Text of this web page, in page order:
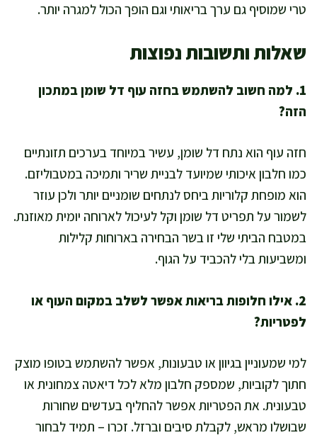
טרי שמוסיף גם ערך בריאותי וגם הופך הכול למגרה יותר.
שאלות ותשובות נפוצות
1. למה חשוב להשתמש בחזה עוף דל שומן במתכון
הזה?
חזה עוף הוא נתח דל שומן, עשיר במיוחד בערכים תזונתיים
כמו חלבון איכותי שמיועד לבניית שריר ותמיכה במטבוליזם.
הוא מופחת קלוריות ביחס לנתחים שומניים יותר ולכן עוזר
לשמור על תפריט דל שומן וקל לעיכול לארוחה יומית מאוזנת.
במטבח הביתי שלי זו בשר הבחירה בארוחות קלילות
ומשביעות בלי להכביד על הגוף.
2. אילו חלופות בריאות אפשר לשלב במקום העוף או
לפטריות?
למי שמעוניין בגיוון או טבעונות, אפשר להשתמש בטופו מוצק
חתוך לקוביות, שמספק חלבון מלא לכל דיאטה צמחונית או
טבעונית. את הפטריות אפשר להחליף בעדשים שחורות
שבושלו מראש, לקבלת סיבים וברזל. זכרו – תמיד לבחור